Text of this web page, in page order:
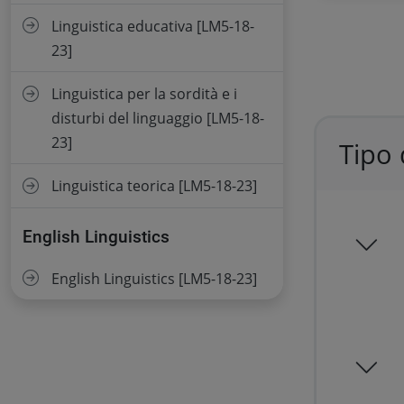
Tipo
Linguistica educativa [LM5-18-
23]
Linguistica per la sordità e i
disturbi del linguaggio [LM5-18-
23]
Linguistica teorica [LM5-18-23]
English Linguistics
English Linguistics [LM5-18-23]